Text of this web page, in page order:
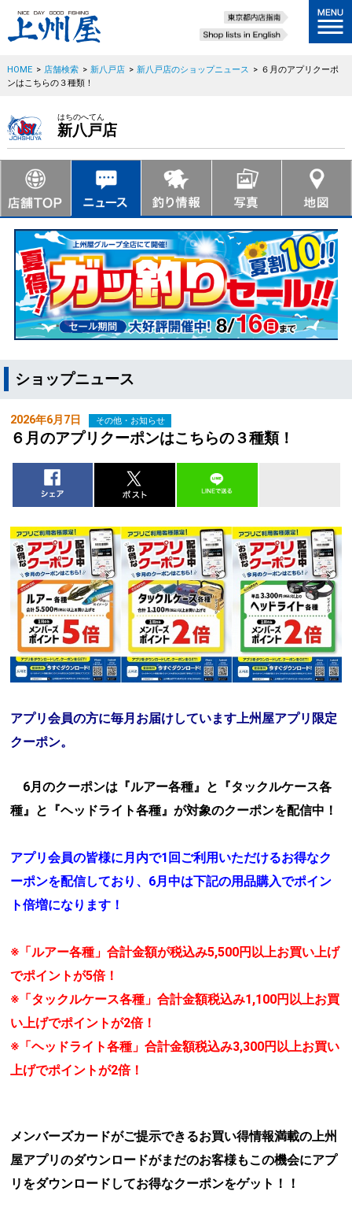
HOME > 店舗検索 > 新八戸店 > 新八戸店のショップニュース > ６月のアプリクーポ
ンはこちらの３種類！
はちのへてん
新八戸店
ショップニュース
2026年6月7日 その他・お知らせ
６月のアプリクーポンはこちらの３種類！
アプリ会員の方に毎月お届けしています上州屋アプリ限定
クーポン。
6月のクーポンは『ルアー各種』と『タックルケース各
種』と『ヘッドライト各種』が対象のクーポンを配信中！
アプリ会員の皆様に月内で1回ご利用いただけるお得なク
ーポンを配信しており、6月中は下記の用品購入でポイン
ト倍増になります！
※「ルアー各種」合計金額が税込み5,500円以上お買い上げ
でポイントが5倍！
※「タックルケース各種」合計金額税込み1,100円以上お買
い上げでポイントが2倍！
※「ヘッドライト各種」合計金額税込み3,300円以上お買い
上げでポイントが2倍！
メンバーズカードがご提示できるお買い得情報満載の上州
屋アプリのダウンロードがまだのお客様もこの機会にアプ
リをダウンロードしてお得なクーポンをゲット！！